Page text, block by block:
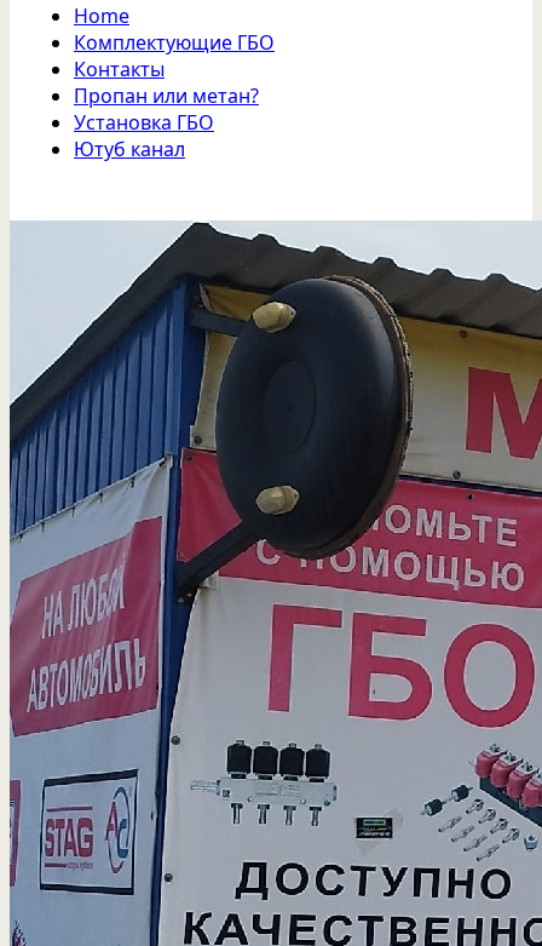
Home
Комплектующие ГБО
Контакты
Пропан или метан?
Установка ГБО
Ютуб канал